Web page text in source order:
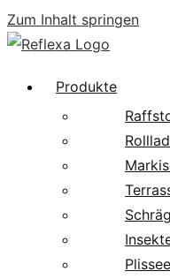
Zum Inhalt springen
Produkte
Plissee